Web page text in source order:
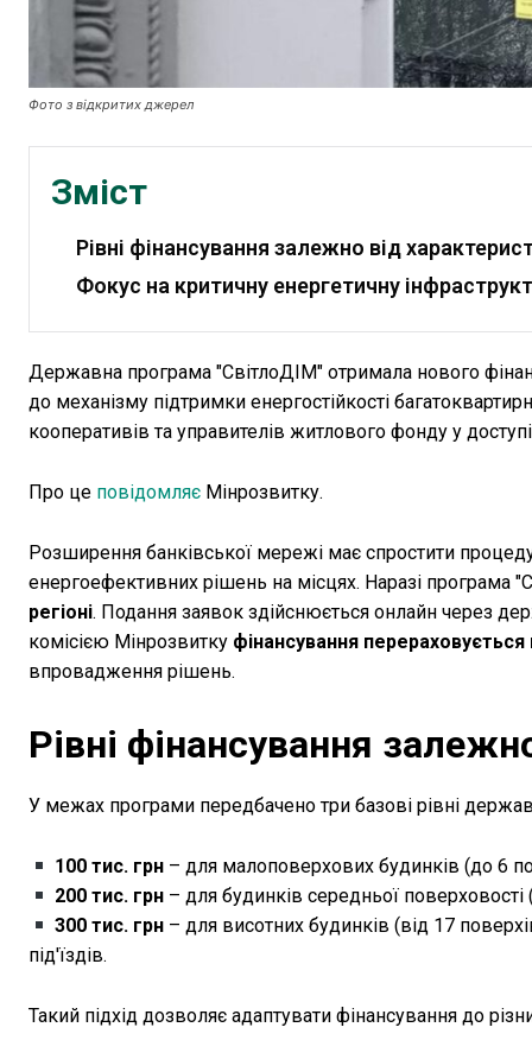
Фото з відкритих джерел
Зміст
Рівні фінансування залежно від
Фокус на критичну енергетичну
Державна програма "СвітлоДІМ" отримала нового
до механізму підтримки енергостійкості
кооперативів та управителів житлового фонду у
Про це повідомляє Мінрозвитку.
Розширення банківської мережі має спростити
енергоефективних рішень на місцях. Наразі програма
регіоні. Подання заявок здійснюється онлайн через
комісією Мінрозвитку фінансування
впровадження рішень.
Рівні фінансування
У межах програми передбачено три базові рівні
100 тис. грн – для малоповерхових будинків (до 6
200 тис. грн – для будинків середньої поверховості
300 тис. грн – для висотних будинків (від 17
під'їздів.
Такий підхід дозволяє адаптувати фінансування до